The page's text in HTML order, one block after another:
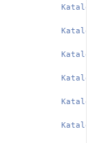
Katalog
Katalog
Katalog
Katalog
Katalog
Katalog